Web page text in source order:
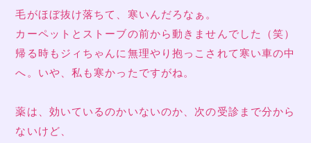
毛がほぼ抜け落ちて、寒いんだろなぁ。
カーペットとストーブの前から動きませんでした（笑）
帰る時もジィちゃんに無理やり抱っこされて寒い車の中
へ。いや、私も寒かったですがね。
薬は、効いているのかいないのか、次の受診まで分から
ないけど、